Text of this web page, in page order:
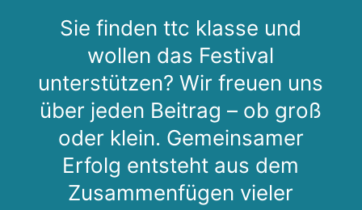
Sie finden ttc klasse und
wollen das Festival
unterstützen? Wir freuen uns
über jeden Beitrag – ob groß
oder klein. Gemeinsamer
Erfolg entsteht aus dem
Zusammenfügen vieler